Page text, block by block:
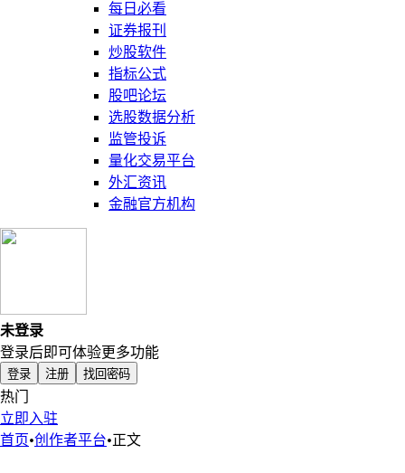
每日必看
证券报刊
炒股软件
指标公式
股吧论坛
选股数据分析
监管投诉
量化交易平台
外汇资讯
金融官方机构
未登录
登录后即可体验更多功能
登录 注册 找回密码
热门
立即入驻
首页•创作者平台•正文